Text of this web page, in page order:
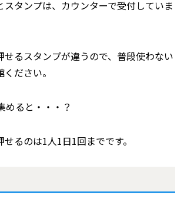
スタンプは、カウンターで受付していま
せるスタンプが違うので、普段使わない
ださい。
めると・・・？
るのは1人1日1回までです。